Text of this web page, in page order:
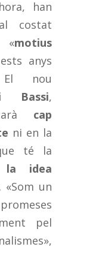
han
costat
«motius
anys
El nou
Bassi,
cap
ni en la
té la
la idea
un
pel